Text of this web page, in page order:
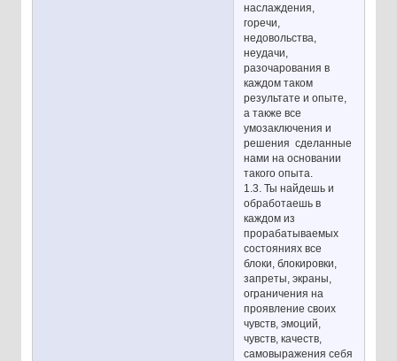
наслаждения,
горечи,
недовольства,
неудачи,
разочарования в
каждом таком
результате и опыте,
а также все
умозаключения и
решения сделанные
нами на основании
такого опыта.
1.3. Ты найдешь и
обработаешь в
каждом из
прорабатываемых
состояниях все
блоки, блокировки,
запреты, экраны,
ограничения на
проявление своих
чувств, эмоций,
чувств, качеств,
самовыражения себя